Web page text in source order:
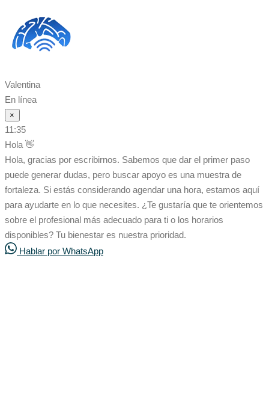
Valentina
En línea
×
11:35
Hola 👋
Hola, gracias por escribirnos. Sabemos que dar el primer paso
puede generar dudas, pero buscar apoyo es una muestra de
fortaleza. Si estás considerando agendar una hora, estamos aquí
para ayudarte en lo que necesites. ¿Te gustaría que te orientemos
sobre el profesional más adecuado para ti o los horarios
disponibles? Tu bienestar es nuestra prioridad.
Hablar por WhatsApp